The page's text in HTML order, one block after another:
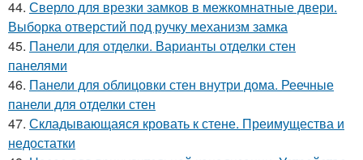
44. Сверло для врезки замков в межкомнатные двери.
Выборка отверстий под ручку механизм замка
45. Панели для отделки. Варианты отделки стен
панелями
46. Панели для облицовки стен внутри дома. Реечные
панели для отделки стен
47. Складывающаяся кровать к стене. Преимущества и
недостатки